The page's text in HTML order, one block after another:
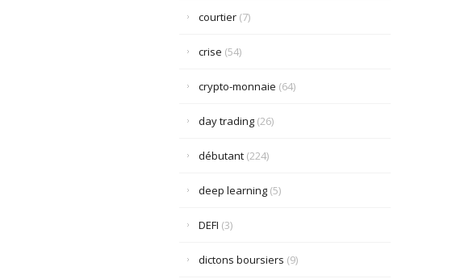
courtier(7)
crise (54)
crypto-monnaie (64)
day trading(26)
débutant(224)
deep learning(5)
DEFI (3)
dictons boursiers (9)